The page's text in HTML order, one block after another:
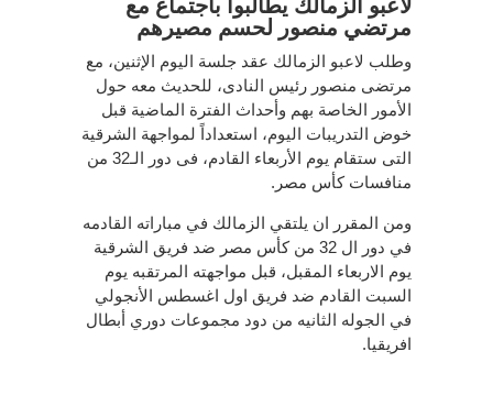
لاعبو الزمالك يطالبوا باجتماع مع
مرتضي منصور لحسم مصيرهم
وطلب لاعبو الزمالك عقد جلسة اليوم الإثنين، مع
مرتضى منصور رئيس النادى، للحديث معه حول
الأمور الخاصة بهم وأحداث الفترة الماضية قبل
خوض التدريبات اليوم، استعداداً لمواجهة الشرقية
التى ستقام يوم الأربعاء القادم، فى دور الـ32 من
منافسات كأس مصر.
ومن المقرر ان يلتقي الزمالك في مباراته القادمه
في دور ال 32 من كأس مصر ضد فريق الشرقية
يوم الاربعاء المقبل، قبل مواجهته المرتقبه يوم
السبت القادم ضد فريق اول اغسطس الأنجولي
في الجوله الثانيه من دود مجموعات دوري أبطال
افريقيا.